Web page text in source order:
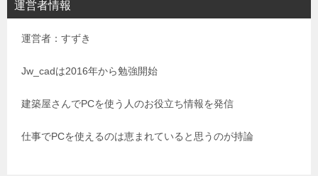
ゲ
運営者情報
運営者：すずき
Jw_cadは2016年から勉強開始
建築屋さんでPCを使う人のお役立ち情報を発信
仕事でPCを使えるのは恵まれていると思うのが持論